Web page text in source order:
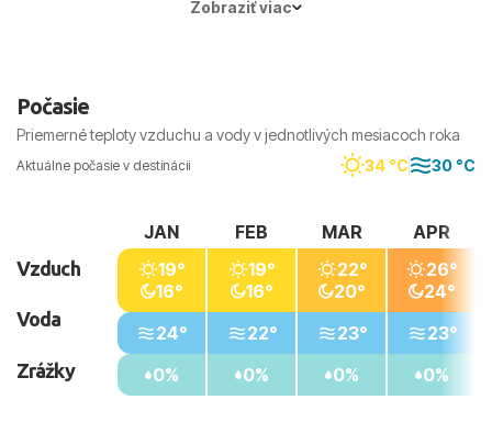
Zobraziť viac
Počasie
Priemerné teploty vzduchu a vody v jednotlivých mesiacoch roka
Aktuálne počasie v destinácii 34 °C 30 °C
Vzduch
Voda
Zrážky
JAN
19°
16°
24°
0%
FEB
19°
16°
22°
0%
MAR
22°
20°
23°
0%
APR
26°
24°
23°
0%